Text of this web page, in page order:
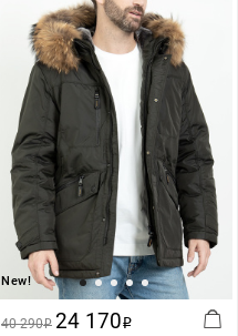
New!
40 290i 24 170i